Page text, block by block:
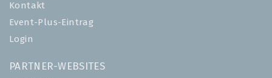
Kontakt
Event-Plus-Eintrag
Login
PARTNER-WEBSITES